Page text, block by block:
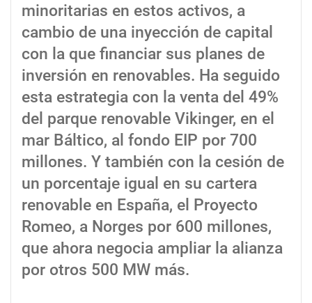
minoritarias en estos activos, a
cambio de una inyección de capital
con la que financiar sus planes de
inversión en renovables. Ha seguido
esta estrategia con la venta del 49%
del parque renovable Vikinger, en el
mar Báltico, al fondo EIP por 700
millones. Y también con la cesión de
un porcentaje igual en su cartera
renovable en España, el Proyecto
Romeo, a Norges por 600 millones,
que ahora negocia ampliar la alianza
por otros 500 MW más.